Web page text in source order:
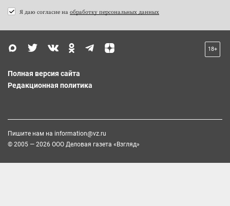
Я даю согласие на обработку персональных данных
18+
Полная версия сайта
Редакционная политика
Пишите нам на information@vz.ru
© 2005 — 2026 ООО Деловая газета «Взгляд»